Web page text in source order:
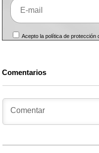
Acepto la política de protección
Comentarios